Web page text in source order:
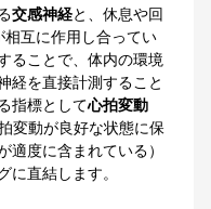
交感神経と、休息や回
相互に作用し合ってい
ることで、体内の環境
経を直接計測すること
指標として心拍変動
変動が良好な状態に保
適度に含まれている）
直結します。